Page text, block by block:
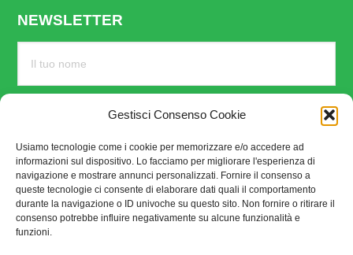
Gestisci Consenso Cookie
Usiamo tecnologie come i cookie per memorizzare e/o accedere ad
informazioni sul dispositivo. Lo facciamo per migliorare l'esperienza di
navigazione e mostrare annunci personalizzati. Fornire il consenso a
queste tecnologie ci consente di elaborare dati quali il comportamento
durante la navigazione o ID univoche su questo sito. Non fornire o ritirare il
consenso potrebbe influire negativamente su alcune funzionalità e
funzioni.
NEWSLETTER